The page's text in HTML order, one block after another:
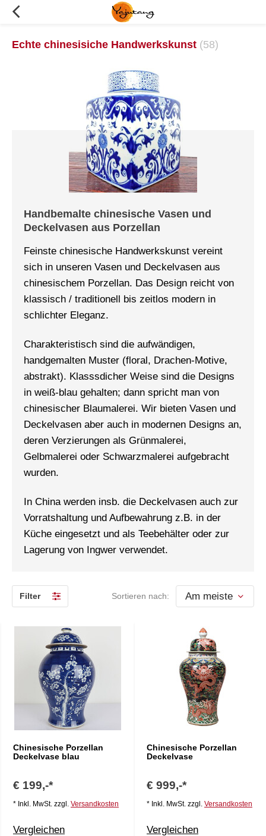
Echte chinesisiche Handwerkskunst (58)
Handbemalte chinesische Vasen und
Deckelvasen aus Porzellan
Feinste chinesische Handwerkskunst vereint
sich in unseren Vasen und Deckelvasen aus
chinesischem Porzellan. Das Design reicht von
klassisch / traditionell bis zeitlos modern in
schlichter Eleganz.
Charakteristisch sind die aufwändigen,
handgemalten Muster (floral, Drachen-Motive,
abstrakt). Klasssdicher Weise sind die Designs
in weiß-blau gehalten; dann spricht man von
chinesischer Blaumalerei. Wir bieten Vasen und
Deckelvasen aber auch in modernen Designs an,
deren Verzierungen als Grünmalerei,
Gelbmalerei oder Schwarzmalerei aufgebracht
wurden.
In China werden insb. die Deckelvasen auch zur
Vorratshaltung und Aufbewahrung z.B. in der
Küche eingesetzt und als Teebehälter oder zur
Lagerung von Ingwer verwendet.
Filter Sortieren nach:
Chinesische Porzellan
Deckelvase blau
€ 199,-*
* Inkl. MwSt. zzgl. Versandkosten
Vergleichen
Chinesische Porzellan
Deckelvase
€ 999,-*
* Inkl. MwSt. zzgl. Versandkosten
Vergleichen